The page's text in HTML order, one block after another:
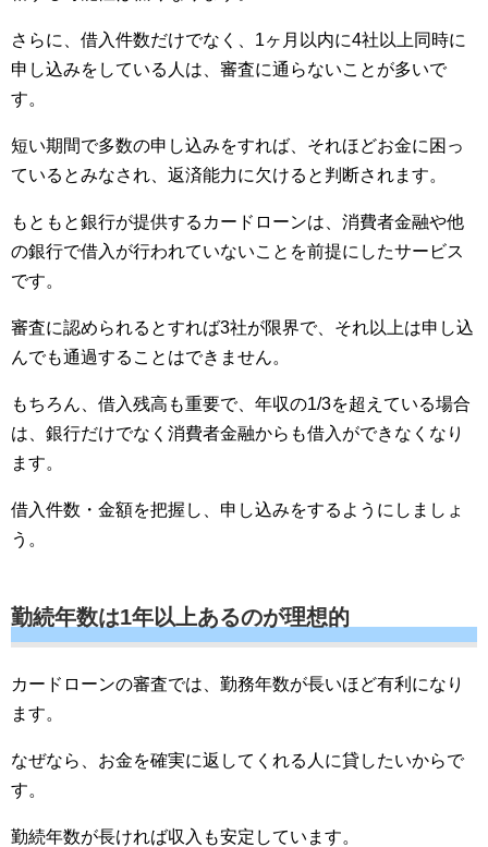
さらに、借入件数だけでなく、1ヶ月以内に4社以上同時に
申し込みをしている人は、審査に通らないことが多いで
す。
短い期間で多数の申し込みをすれば、それほどお金に困っ
ているとみなされ、返済能力に欠けると判断されます。
もともと銀行が提供するカードローンは、消費者金融や他
の銀行で借入が行われていないことを前提にしたサービス
です。
審査に認められるとすれば3社が限界で、それ以上は申し込
んでも通過することはできません。
もちろん、借入残高も重要で、年収の1/3を超えている場合
は、銀行だけでなく消費者金融からも借入ができなくなり
ます。
借入件数・金額を把握し、申し込みをするようにしましょ
う。
勤続年数は1年以上あるのが理想的
カードローンの審査では、勤務年数が長いほど有利になり
ます。
なぜなら、お金を確実に返してくれる人に貸したいからで
す。
勤続年数が長ければ収入も安定しています。